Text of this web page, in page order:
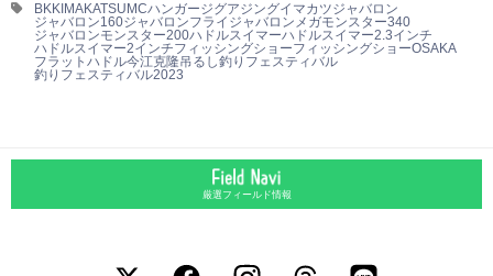
BKK IMAKATSU MCハンガージグアジングイマカツジャバロン
ジャバロン160ジャバロンフライ ジャバロンメガモンスター340
ジャバロンモンスター200ハドルスイマーハドルスイマー2.3インチ
ハドルスイマー2インチフィッシングショーフィッシングショーOSAKA
フラットハドル今江克隆吊るし釣りフェスティバル
釣りフェスティバル2023
厳選フィールド情報